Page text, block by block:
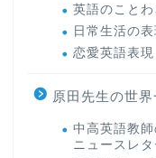
英語のこと
日常生活の表
恋愛英語表
原田先生の世
中高英語教
ニュースレタ